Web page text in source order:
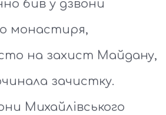
бив у дзвони
монастиря,
на захист Майдану,
зачистку.
Михайлівського